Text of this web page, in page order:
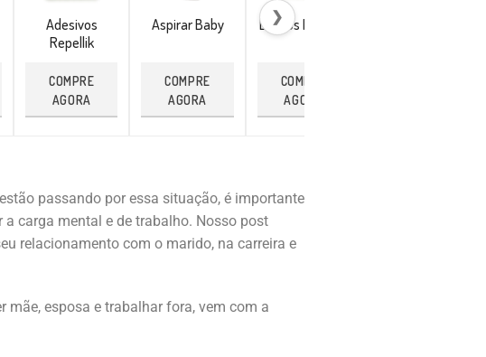
Adesivos
Repellik
COMPRE
AGORA
Aspirar Baby
COMPRE
AGORA
Lenços Repellik
COMPRE
AGORA
❯
passando por essa situação, é importante
carga mental e de trabalho. Nosso post
relacionamento com o marido, na carreira e
mãe, esposa e trabalhar fora, vem com a